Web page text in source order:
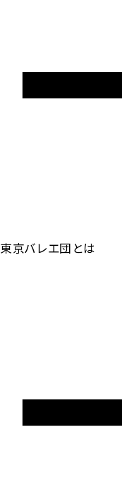
東京バレエ団とは